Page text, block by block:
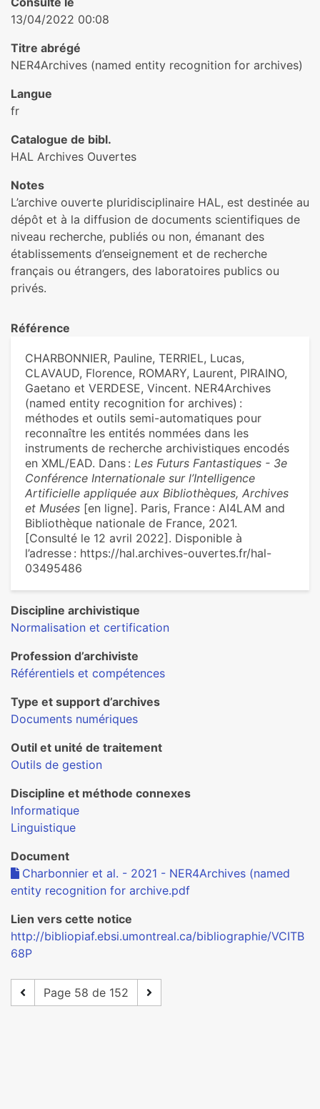
13/04/2022 00:08
Titre abrégé
NER4Archives (named entity recognition for archives)
Langue
fr
Catalogue de bibl.
HAL Archives Ouvertes
Notes
L’archive ouverte pluridisciplinaire HAL, est destinée au
dépôt et à la diffusion de documents scientifiques de
niveau recherche, publiés ou non, émanant des
établissements d’enseignement et de recherche
français ou étrangers, des laboratoires publics ou
privés.
Référence
CHARBONNIER, Pauline, TERRIEL, Lucas,
CLAVAUD, Florence, ROMARY, Laurent, PIRAINO,
Gaetano et VERDESE, Vincent. NER4Archives
(named entity recognition for archives) :
méthodes et outils semi-automatiques pour
reconnaître les entités nommées dans les
instruments de recherche archivistiques encodés
en XML/EAD. Dans : Les Futurs Fantastiques - 3e
Conférence Internationale sur l’Intelligence
Artificielle appliquée aux Bibliothèques, Archives
et Musées [en ligne]. Paris, France : AI4LAM and
Bibliothèque nationale de France, 2021.
[Consulté le 12 avril 2022]. Disponible à
l’adresse : https://hal.archives-ouvertes.fr/hal-
03495486
Discipline archivistique
Normalisation et certification
Profession d’archiviste
Référentiels et compétences
Type et support d’archives
Documents numériques
Outil et unité de traitement
Outils de gestion
Discipline et méthode connexes
Informatique
Linguistique
Document
Charbonnier et al. - 2021 - NER4Archives (named
entity recognition for archive.pdf
Lien vers cette notice
http://bibliopiaf.ebsi.umontreal.ca/bibliographie/VCITB
68P
Page 58 de 152